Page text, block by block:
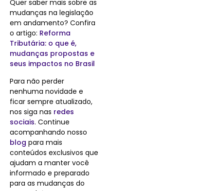
Quer saber mais sobre as
mudanças na legislação
em andamento? Confira
o artigo: Reforma
Tributária: o que é,
mudanças propostas e
seus impactos no Brasil
Para não perder
nenhuma novidade e
ficar sempre atualizado,
nos siga nas redes
sociais. Continue
acompanhando nosso
blog para mais
conteúdos exclusivos que
ajudam a manter você
informado e preparado
para as mudanças do